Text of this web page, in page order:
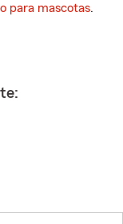
para mascotas.